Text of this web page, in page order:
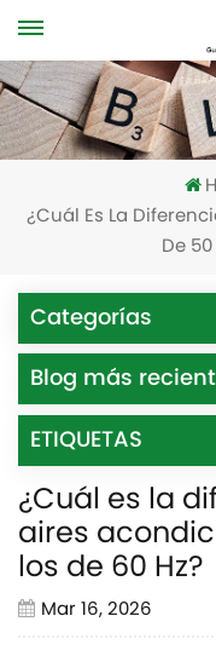
¿Cuál Es La
De
Categorías
Blog más
ETIQUETAS
¿Cuál es la
aires
los de 60 Hz?
Mar 16, 2026